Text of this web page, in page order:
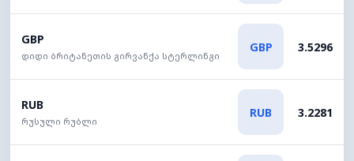
GBP
დიდი ბრიტანეთის გირვანქა სტერლინგი
GBP 3.5296
RUB
რუსული რუბლი
RUB 3.2281